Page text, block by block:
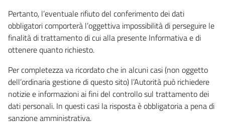
Pertanto, l’eventuale rifiuto del conferimento dei dati
obbligatori comporterà l’oggettiva impossibilità di perseguire le
finalità di trattamento di cui alla presente Informativa e di
ottenere quanto richiesto.
Per completezza va ricordato che in alcuni casi (non oggetto
dell’ordinaria gestione di questo sito) l’Autorità può richiedere
notizie e informazioni ai fini del controllo sul trattamento dei
dati personali. In questi casi la risposta è obbligatoria a pena di
sanzione amministrativa.